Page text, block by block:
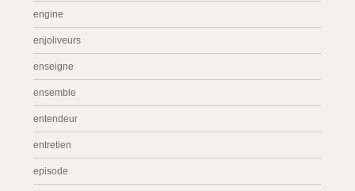
engine
enjoliveurs
enseigne
ensemble
entendeur
entretien
episode